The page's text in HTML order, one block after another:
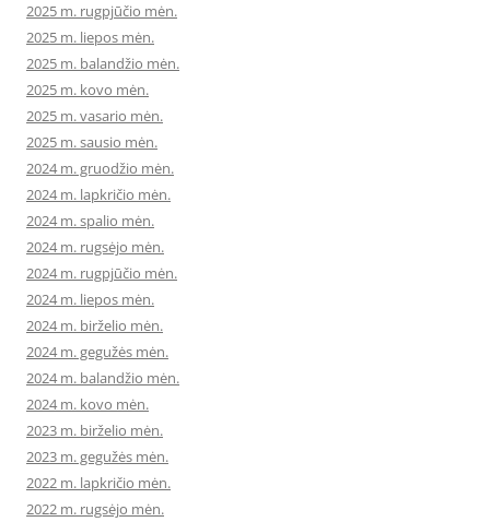
2025 m. rugpjūčio mėn.
2025 m. liepos mėn.
2025 m. balandžio mėn.
2025 m. kovo mėn.
2025 m. vasario mėn.
2025 m. sausio mėn.
2024 m. gruodžio mėn.
2024 m. lapkričio mėn.
2024 m. spalio mėn.
2024 m. rugsėjo mėn.
2024 m. rugpjūčio mėn.
2024 m. liepos mėn.
2024 m. birželio mėn.
2024 m. gegužės mėn.
2024 m. balandžio mėn.
2024 m. kovo mėn.
2023 m. birželio mėn.
2023 m. gegužės mėn.
2022 m. lapkričio mėn.
2022 m. rugsėjo mėn.